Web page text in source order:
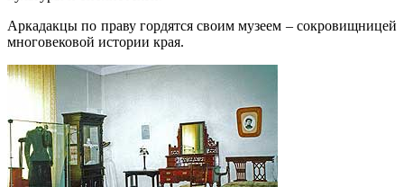
Аркадакцы по праву гордятся своим музеем – сокровищницей
многовековой истории края.